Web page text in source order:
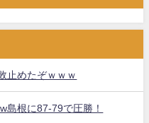
止めたぞｗｗｗ
島根に87-79で圧勝！